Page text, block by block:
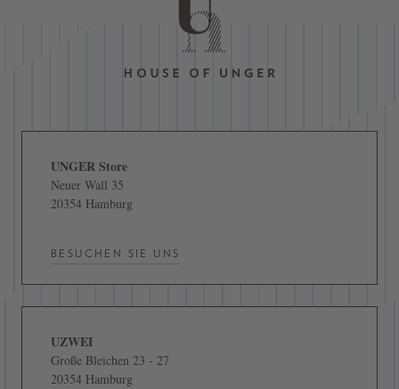
UNGER Store
Neuer Wall 35
20354 Hamburg
BESUCHEN SIE UNS
UZWEI
Große Bleichen 23 - 27
20354 Hamburg